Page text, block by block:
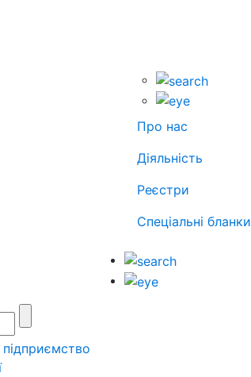
Про нас
Діяльність
Реєстри
Спеціальні бланки